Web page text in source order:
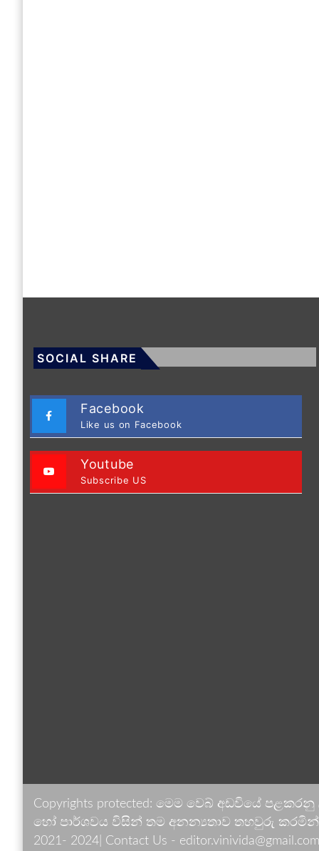
SOCIAL SHARE
Facebook
Like us on Facebook
Youtube
Subscribe US
Copyrights protected: මෙම වෙබ් අඩවියේ
හෝ පාර්ශවය විසින් තම අනන්‍යතාව තහවුරු කරමින්
2021- 2024| Contact Us - editor.vinivida@gmail.com